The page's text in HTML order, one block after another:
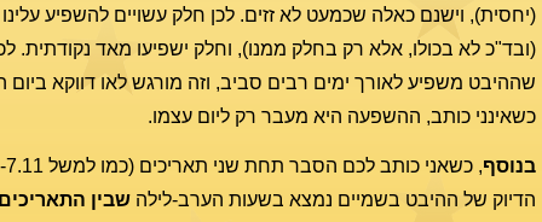
(יחסית), וישנם כאלה שכמעט לא זזים. לכן חלק עשויים להשפיע
(ובד"כ לא בכולו, אלא רק בחלק ממנו), וחלק ישפיעו מאד נקודתית.
שההיבט משפיע לאורך ימים רבים סביב, וזה מורגש לאו דווקא ביום
כשאינני כותב, ההשפעה היא מעבר רק ליום עצמו.
בנוסף
הדיוק של ההיבט בשמיים נמצא בשעות הערב-לילה שבין